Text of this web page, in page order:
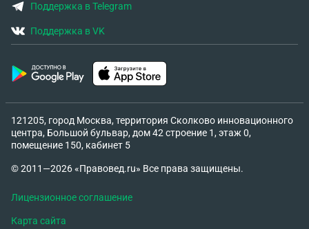
Поддержка в Telegram
Поддержка в VK
121205, город Москва, территория Сколково инновационного
центра, Большой бульвар, дом 42 строение 1, этаж 0,
помещение 150, кабинет 5
© 2011—2026 «Правовед.ru» Все права защищены.
Лицензионное соглашение
Карта сайта